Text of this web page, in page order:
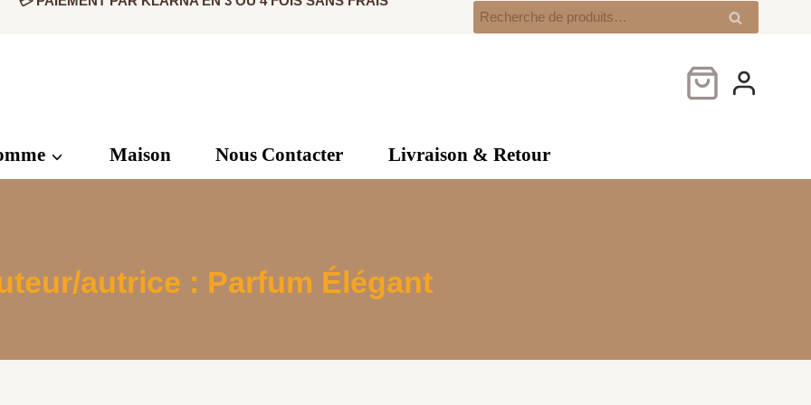
Recherche
pour :
Recherche
Maison Nous Contacter Livraison & Retour
autrice : Parfum Élégant